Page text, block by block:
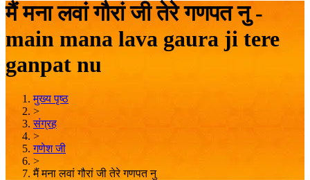
मैं मना लवां गौरां जी तेरे गणपत नु -
main mana lava gaura ji tere
ganpat nu
मुख्य पृष्ठ
>
संग्रह
>
गणेश जी
>
मैं मना लवां गौरां जी तेरे गणपत नु